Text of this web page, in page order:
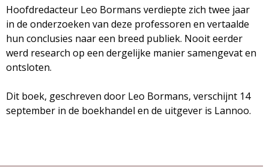
Hoofdredacteur Leo Bormans verdiepte zich twee jaar
in de onderzoeken van deze professoren en vertaalde
hun conclusies naar een breed publiek. Nooit eerder
werd research op een dergelijke manier samengevat en
ontsloten.
Dit boek, geschreven door Leo Bormans, verschijnt 14
september in de boekhandel en de uitgever is Lannoo.